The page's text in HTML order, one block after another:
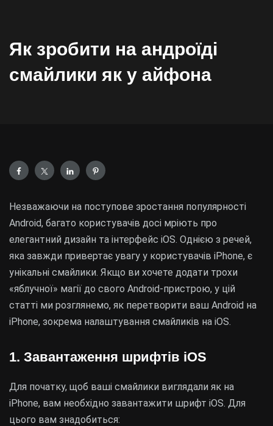
Як зробити на андроїді
смайлики як у айфона
Незважаючи на поступове зростання популярності
Android, багато користувачів досі мріють про
елегантний дизайн та інтерфейс iOS. Однією з речей,
яка завжди привертає увагу у користувачів iPhone, є
унікальні смайлики. Якщо ви хочете додати трохи
«яблучної» магії до свого Android-пристрою, у цій
статті ми розглянемо, як перетворити ваш Android на
iPhone, зокрема налаштування смайликів на iOS.
1. Завантаження шрифтів iOS
Для початку, щоб ваші смайлики виглядали як на
iPhone, вам необхідно завантажити шрифт iOS. Для
цього вам знадобиться: